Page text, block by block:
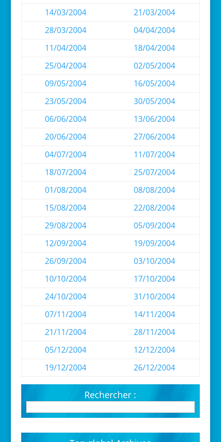
14/03/2004
21/03/2004
28/03/2004
04/04/2004
11/04/2004
18/04/2004
25/04/2004
02/05/2004
09/05/2004
16/05/2004
23/05/2004
30/05/2004
06/06/2004
13/06/2004
20/06/2004
27/06/2004
04/07/2004
11/07/2004
18/07/2004
25/07/2004
01/08/2004
08/08/2004
15/08/2004
22/08/2004
29/08/2004
05/09/2004
12/09/2004
19/09/2004
26/09/2004
03/10/2004
10/10/2004
17/10/2004
24/10/2004
31/10/2004
07/11/2004
14/11/2004
21/11/2004
28/11/2004
05/12/2004
12/12/2004
19/12/2004
26/12/2004
Rechercher :